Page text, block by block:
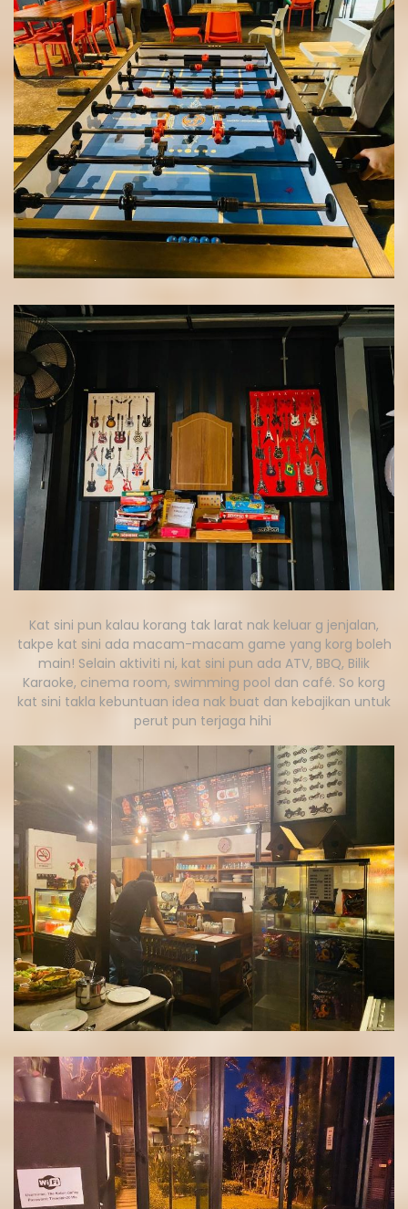
Kat sini pun kalau korang tak larat nak keluar g jenjalan,
takpe kat sini ada macam-macam game yang korg boleh
main! Selain aktiviti ni, kat sini pun ada ATV, BBQ, Bilik
Karaoke, cinema room, swimming pool dan café. So korg
kat sini takla kebuntuan idea nak buat dan kebajikan untuk
perut pun terjaga hihi